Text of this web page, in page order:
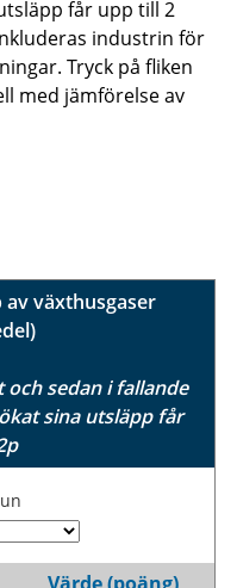
får upp till 2
industrin för
Tryck på fliken
med jämförelse av
växthusgaser
sedan i fallande
sina utsläpp får